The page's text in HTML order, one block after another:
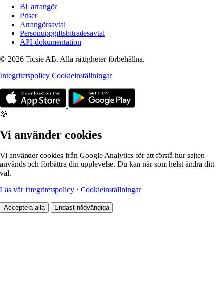
Bli arrangör
Priser
Arrangörsavtal
Personuppgiftsbiträdesavtal
API-dokumentation
© 2026 Ticsie AB. Alla rättigheter förbehållna.
Integritetspolicy Cookieinställningar
🍪
Vi använder cookies
Vi använder cookies från Google Analytics för att förstå hur sajten
används och förbättra din upplevelse. Du kan när som helst ändra ditt
val.
Läs vår integritetspolicy · Cookieinställningar
Acceptera alla Endast nödvändiga